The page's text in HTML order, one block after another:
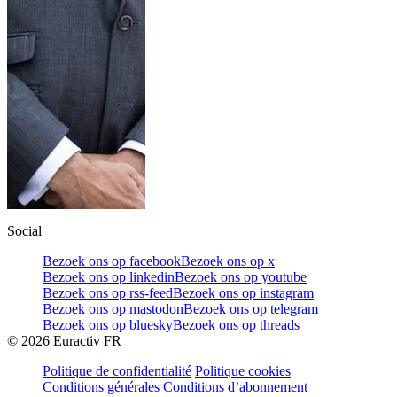
Social
Bezoek ons op facebookBezoek ons op x
Bezoek ons op linkedinBezoek ons op youtube
Bezoek ons op rss-feedBezoek ons op instagram
Bezoek ons op mastodonBezoek ons op telegram
Bezoek ons op blueskyBezoek ons op threads
© 2026 Euractiv FR
Politique de confidentialité Politique cookies
Conditions générales Conditions d’abonnement